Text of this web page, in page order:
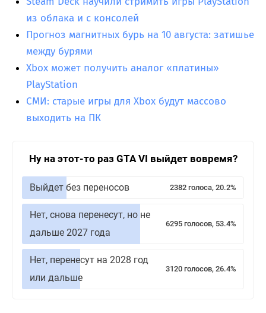
из облака и с консолей
Прогноз магнитных бурь на 10 августа: затишье
между бурями
Xbox может получить аналог «платины»
PlayStation
СМИ: старые игры для Xbox будут массово
выходить на ПК
Ну на этот-то раз GTA VI выйдет вовремя?
Выйдет без переносов 2382 голоса, 20.2%
Нет, снова перенесут, но не
дальше 2027 года
6295 голосов, 53.4%
Нет, перенесут на 2028 год
или дальше
3120 голосов, 26.4%